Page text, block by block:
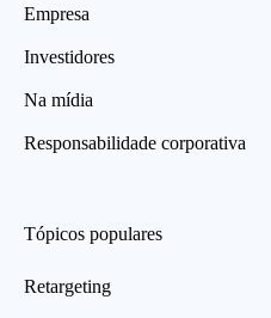
Empresa
Investidores
Na mídia
Responsabilidade corporativa
Tópicos populares
Retargeting